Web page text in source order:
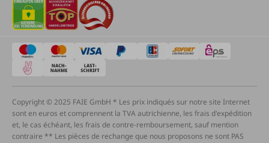
Copyright © 2025 FAIE GmbH * Les prix indiqués sur notre site Internet
sont en euros et comprennent la TVA autrichienne, les frais d'expédition
et, le cas échéant, les frais de contre-remboursement, sauf mention
contraire ** Les pièces de rechange que nous proposons ne sont PAS